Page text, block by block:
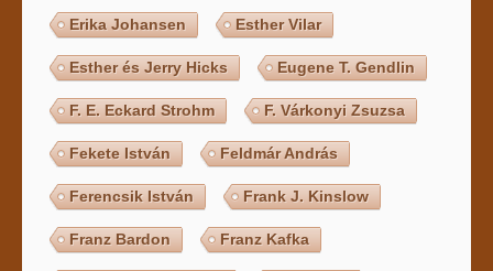
Erika Johansen Esther Vilar
Esther és Jerry Hicks Eugene T. Gendlin
F. E. Eckard Strohm F. Várkonyi Zsuzsa
Fekete István Feldmár András
Ferencsik István Frank J. Kinslow
Franz Bardon Franz Kafka